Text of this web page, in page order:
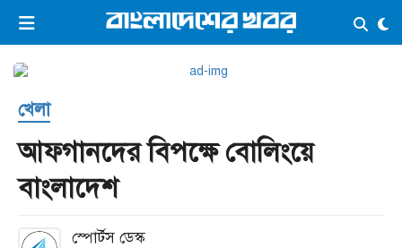
ভিডিও ই-পেপার লগইন ×
প্রচ্ছদ
সর্বশেষ
সব বিভাগ
কনভার্টার
খেলা
আফগানদের বিপক্ষে বোলিংয়ে
বাংলাদেশ
স্পোর্টস ডেস্ক